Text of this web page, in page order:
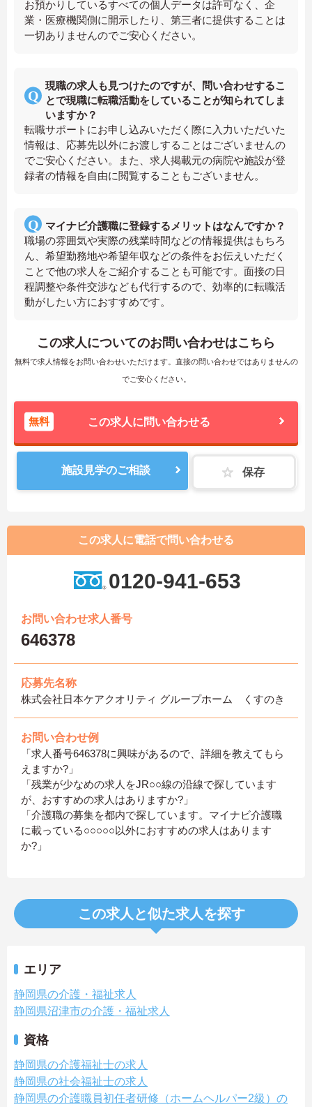
お預かりしているすべての個人データは許可なく、企
業・医療機関側に開示したり、第三者に提供することは
一切ありませんのでご安心ください。
現職の求人も見つけたのですが、問い合わせするこ
とで現職に転職活動をしていることが知られてしま
いますか？
転職サポートにお申し込みいただく際に入力いただいた
情報は、応募先以外にお渡しすることはございませんの
でご安心ください。また、求人掲載元の病院や施設が登
録者の情報を自由に閲覧することもございません。
マイナビ介護職に登録するメリットはなんですか？
職場の雰囲気や実際の残業時間などの情報提供はもちろ
ん、希望勤務地や希望年収などの条件をお伝えいただく
ことで他の求人をご紹介することも可能です。面接の日
程調整や条件交渉なども代行するので、効率的に転職活
動がしたい方におすすめです。
この求人についてのお問い合わせはこちら
無料で求人情報をお問い合わせいただけます。直接の問い合わせではありませんの
でご安心ください。
無料 この求人に問い合わせる
施設見学のご相談 保存
この求人に電話で問い合わせる
0120-941-653
お問い合わせ求人番号
646378
応募先名称
株式会社日本ケアクオリティ グループホーム くすのき
お問い合わせ例
「求人番号646378に興味があるので、詳細を教えてもら
えますか?」
「残業が少なめの求人をJR○○線の沿線で探しています
が、おすすめの求人はありますか?」
「介護職の募集を都内で探しています。マイナビ介護職
に載っている○○○○○以外におすすめの求人はあります
か?」
この求人と似た求人を探す
エリア
静岡県の介護・福祉求人
静岡県沼津市の介護・福祉求人
資格
静岡県の介護福祉士の求人
静岡県の社会福祉士の求人
静岡県の介護職員初任者研修（ホームヘルパー2級）の